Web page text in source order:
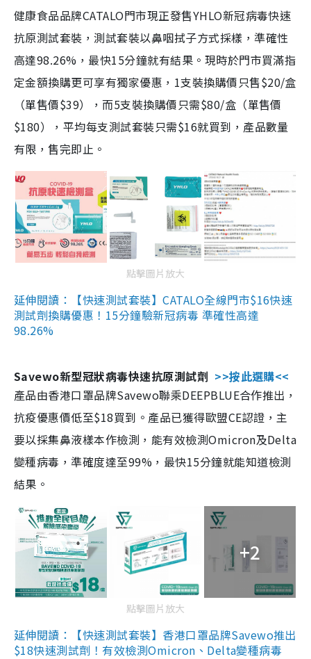
健康食品品牌CATALO門市現正發售YHLO新冠病毒快速
抗原測試套裝，測試套裝以鼻咽拭子方式採樣，準確性
高達98.26%，最快15分鐘就有結果。現時於門市買滿指
定金額換購更可享有獨家優惠，1支裝換購價只售$20/盒
（單售價$39），而5支裝換購價只需$80/盒（單售價
$180），平均每支測試套裝只需$16就買到，產品數量
有限，售完即止。
點擊圖片放大
延伸閱讀：【快速測試套裝】CATALO全線門市$16快速
測試劑換購優惠！15分鐘驗新冠病毒 準確性高達
98.26%
Savewo新型冠狀病毒快速抗原測試劑 >>按此選購<<
產品由香港口罩品牌Savewo聯乘DEEPBLUE合作推出，
抗疫優惠價低至$18買到。產品已獲得歐盟CE認證，主
要以採集鼻液樣本作檢測，能有效檢測Omicron及Delta
變種病毒，準確度達至99%，最快15分鐘就能知道檢測
結果。
+2
點擊圖片放大
延伸閱讀：【快速測試套裝】香港口罩品牌Savewo推出
$18快速測試劑！有效檢測Omicron、Delta變種病毒